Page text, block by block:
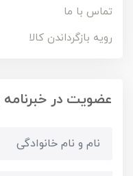
تماس با ما
رویه بازگرداندن کالا
عضویت در خبرنامه